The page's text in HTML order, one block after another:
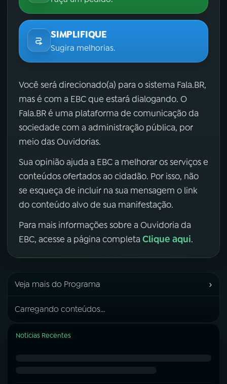
SIMPLIFIQUE
Sugira melhorias.
Você será direcionado(a) para o sistema Fala.BR,
mas é com a EBC que estará dialogando. O
Fala.BR é uma plataforma de comunicação da
sociedade com a administração pública, por
meio das Ouvidorias.
Sua opinião ajuda a EBC a melhorar os serviços e
conteúdos ofertados ao cidadão. Por isso, não
se esqueça de incluir na sua mensagem o link
do conteúdo alvo de sua manifestação.
Para mais informações sobre a Ouvidoria da
EBC, acesse a página completa Clique aqui.
Veja mais do Programa ›
Carregando conteúdos...
Notícias Recentes